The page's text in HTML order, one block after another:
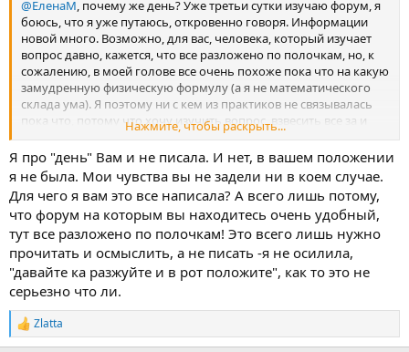
@ЕленаМ, почему же день? Уже третьи сутки изучаю форум, я
боюсь, что я уже путаюсь, откровенно говоря. Информации
новой много. Возможно, для вас, человека, который изучает
вопрос давно, кажется, что все разложено по полочкам, но, к
сожалению, в моей голове все очень похоже пока что на какую
замудренную физическую формулу (а я не математического
склада ума). Я поэтому ни с кем из практиков не связывалась
пока что, потому что хочу изучить вопрос, взвесить все за и
против, прийти и сказать: «Я хочу так и так», и понять, блажь
моя это или истинные намерения. Если бы я была не серьёзна в
своих намерениях, я бы писала, как многие на форуме:
«Помогите! Уходит!», а потом бы пропала, но я же изучаю
вопрос, читаю отзывы, истории, разные темы, поднятые на
форуме. Я уверена, что когда-то и вы были в моем положении,
все мы когда-то делали первые шаги в новой отрасли, ничего -
научились. Поэтому я и извинилась, что, возможно, я
пропустила вопрос. Задала я вопрос в процессе чтения, что уж
греха таить, до сих пор в процессе чтения нахожусь, поэтому
заранее извиняюсь, если своим неосторожным предложением
задела ваши чувства.
Нажмите, чтобы раскрыть...
Я про "день" Вам и не писала. И нет, в вашем положении
я не была. Мои чувства вы не задели ни в коем случае.
Для чего я вам это все написала? А всего лишь потому,
что форум на которым вы находитесь очень удобный,
тут все разложено по полочкам! Это всего лишь нужно
прочитать и осмыслить, а не писать -я не осилила,
"давайте ка разжуйте и в рот положите", как то это не
серьезно что ли.
Р
е
Zlatta